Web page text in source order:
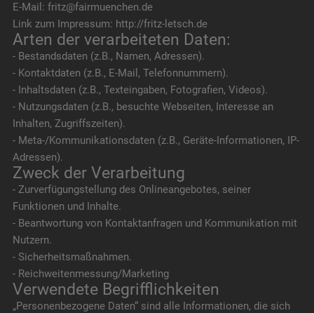
E-Mail: fritz@fairmuenchen.de
Link zum Impressum: http://fritz-letsch.de
Arten der verarbeiteten Daten:
- Bestandsdaten (z.B., Namen, Adressen).
- Kontaktdaten (z.B., E-Mail, Telefonnummern).
- Inhaltsdaten (z.B., Texteingaben, Fotografien, Videos).
- Nutzungsdaten (z.B., besuchte Webseiten, Interesse an
Inhalten, Zugriffszeiten).
- Meta-/Kommunikationsdaten (z.B., Geräte-Informationen, IP-
Adressen).
Zweck der Verarbeitung
- Zurverfügungstellung des Onlineangebotes, seiner
Funktionen und Inhalte.
- Beantwortung von Kontaktanfragen und Kommunikation mit
Nutzern.
- Sicherheitsmaßnahmen.
- Reichweitenmessung/Marketing
Verwendete Begrifflichkeiten
„Personenbezogene Daten“ sind alle Informationen, die sich